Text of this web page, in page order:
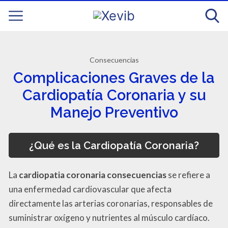
Consecuencias
Complicaciones Graves de la
Cardiopatía Coronaria y su
Manejo Preventivo
¿Qué es la Cardiopatía Coronaria?
La cardiopatia coronaria consecuenciasse refiere a
una enfermedad cardiovascular que afecta
directamente las arterias coronarias, responsables de
suministrar oxígeno y nutrientes al músculo cardíaco.